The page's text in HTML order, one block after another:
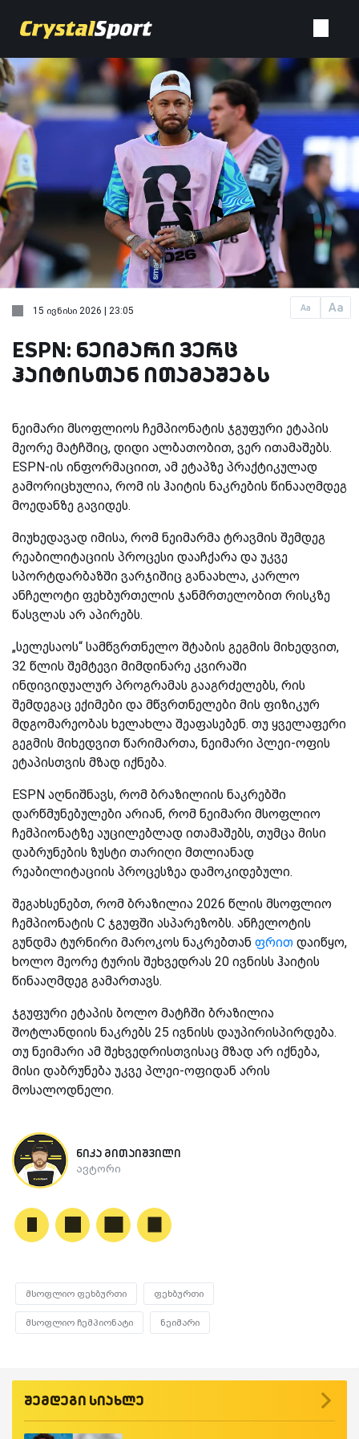
Aa Aa
15 ივნისი 2026 | 23:05
ESPN: ნეიმარი ვერც
ჰაიტისთან ითამაშებს
ნეიმარი მსოფლიოს ჩემპიონატის ჯგუფური ეტაპის
მეორე მატჩშიც, დიდი ალბათობით, ვერ ითამაშებს.
ESPN-ის ინფორმაციით, ამ ეტაპზე პრაქტიკულად
გამორიცხულია, რომ ის ჰაიტის ნაკრების წინააღმდეგ
მოედანზე გავიდეს.
მიუხედავად იმისა, რომ ნეიმარმა ტრავმის შემდეგ
რეაბილიტაციის პროცესი დააჩქარა და უკვე
სპორტდარბაზში ვარჯიშიც განაახლა, კარლო
ანჩელოტი ფეხბურთელის ჯანმრთელობით რისკზე
წასვლას არ აპირებს.
„სელესაოს“ სამწვრთნელო შტაბის გეგმის მიხედვით,
32 წლის შემტევი მიმდინარე კვირაში
ინდივიდუალურ პროგრამას გააგრძელებს, რის
შემდეგაც ექიმები და მწვრთნელები მის ფიზიკურ
მდგომარეობას ხელახლა შეაფასებენ. თუ ყველაფერი
გეგმის მიხედვით წარიმართა, ნეიმარი პლეი-ოფის
ეტაპისთვის მზად იქნება.
ESPN აღნიშნავს, რომ ბრაზილიის ნაკრებში
დარწმუნებულები არიან, რომ ნეიმარი მსოფლიო
ჩემპიონატზე აუცილებლად ითამაშებს, თუმცა მისი
დაბრუნების ზუსტი თარიღი მთლიანად
რეაბილიტაციის პროცესზეა დამოკიდებული.
შეგახსენებთ, რომ ბრაზილია 2026 წლის მსოფლიო
ჩემპიონატის C ჯგუფში ასპარეზობს. ანჩელოტის
გუნდმა ტურნირი მაროკოს ნაკრებთან ფრით დაიწყო,
ხოლო მეორე ტურის შეხვედრას 20 ივნისს ჰაიტის
წინააღმდეგ გამართავს.
ჯგუფური ეტაპის ბოლო მატჩში ბრაზილია
შოტლანდიის ნაკრებს 25 ივნისს დაუპირისპირდება.
თუ ნეიმარი ამ შეხვედრისთვისაც მზად არ იქნება,
მისი დაბრუნება უკვე პლეი-ოფიდან არის
მოსალოდნელი.
ნიკა მითაიშვილი
ავტორი
მსოფლიო ფეხბურთი ფეხბურთი
მსოფლიო ჩემპიონატი ნეიმარი
შემდეგი სიახლე